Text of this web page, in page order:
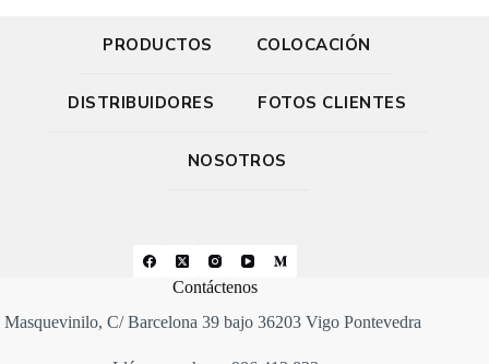
PRODUCTOS COLOCACIÓN
DISTRIBUIDORES FOTOS CLIENTES
NOSOTROS
Contáctenos
Masquevinilo, C/ Barcelona 39 bajo 36203 Vigo Pontevedra